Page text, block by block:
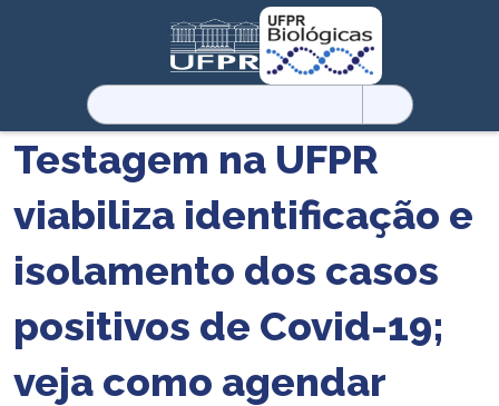
Pesquisar
por:
Testagem na UFPR
viabiliza identificação e
isolamento dos casos
positivos de Covid-19;
veja como agendar